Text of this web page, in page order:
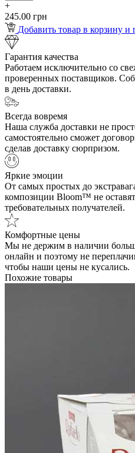
+
245.00 грн
Добавить товар в корзину
Гарантия качества
Работаем исключительно со
проверенных поставщиков.
в день доставки.
Всегда вовремя
Наша служба доставки не
самостоятельно сможет
сделав доставку сюрпризом.
Яркие эмоции
От самых простых до
композиции Bloom™ не
требовательных получателей.
Комфортные цены
Мы не держим в наличии
онлайн и поэтому не
чтобы наши цены не кусались.
Похожие товары